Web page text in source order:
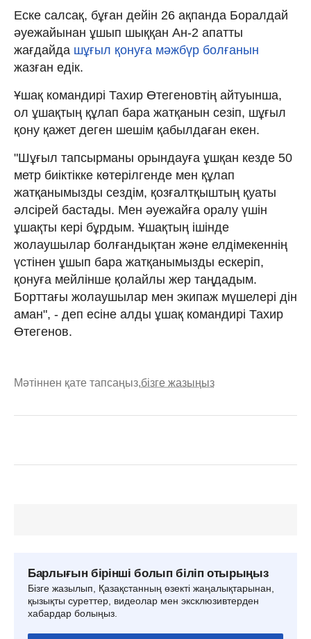
Еске салсақ, бұған дейін 26 ақпанда Боралдай
әуежайынан ұшып шыққан Ан-2 апатты
жағдайда шұғыл қонуға мәжбүр болғанын
жазған едік.
Ұшақ командирі Тахир Өтегеновтің айтуынша,
ол ұшақтың құлап бара жатқанын сезіп, шұғыл
қону қажет деген шешім қабылдаған екен.
"Шұғыл тапсырманы орындауға ұшқан кезде 50
метр биіктікке көтерілгенде мен құлап
жатқанымызды сездім, қозғалтқыштың қуаты
әлсірей бастады. Мен әуежайға оралу үшін
ұшақты кері бұрдым. Ұшақтың ішінде
жолаушылар болғандықтан және елдімекеннің
үстінен ұшып бара жатқанымызды ескеріп,
қонуға мейлінше қолайлы жер таңдадым.
Борттағы жолаушылар мен экипаж мүшелері дін
аман", - деп есіне алды ұшақ командирі Тахир
Өтегенов.
Мәтіннен қате тапсаңыз,бізге жазыңыз
Барлығын бірінші болып біліп отырыңыз
Бізге жазылып, Қазақстанның өзекті жаңалықтарынан,
қызықты суреттер, видеолар мен эксклюзивтерден
хабардар болыңыз.